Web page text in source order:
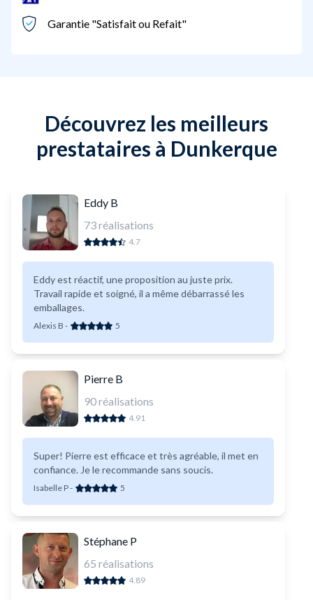
Garantie "Satisfait ou Refait"
Découvrez les meilleurs
prestataires à Dunkerque
Eddy B
73réalisations
4.7
Eddy est réactif, une proposition au juste prix.
Travail rapide et soigné, il a même débarrassé les
emballages.
Alexis B - 5
Pierre B
90réalisations
4.91
Super! Pierre est efficace et très agréable, il met en
confiance. Je le recommande sans soucis.
Isabelle P- 5
Stéphane P
65 réalisations
4.89